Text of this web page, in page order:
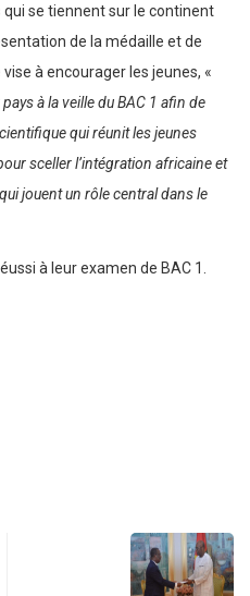
se tiennent sur le continent
de la médaille et de
à encourager les jeunes, «
à la veille du BAC 1 afin de
qui réunit les jeunes
sceller l’intégration africaine et
jouent un rôle central dans le
à leur examen de BAC 1.